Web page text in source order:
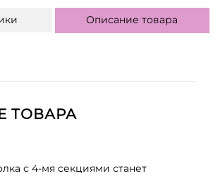
Описание товара
ТОВАРА
с 4-мя секциями станет